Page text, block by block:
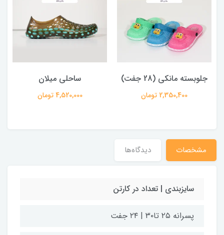
جلوبسته مانکی (28 جفت)
2,350,400 تومان
ساحلی میلان
4,520,000 تومان
مشخصات دیدگاه‌ها
سایزبندی | تعداد در کارتن
پسرانه ۲۵ تا۳۰ | ۲۴ جفت